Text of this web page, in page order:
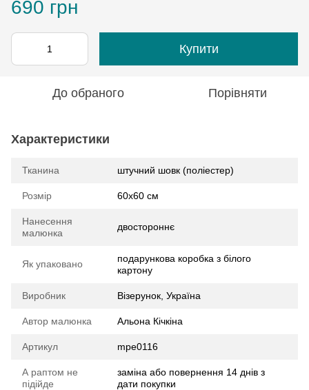
690 грн
Купити
До обраного Порівняти
Характеристики
Тканина штучний шовк (поліестер)
Розмір 60х60 см
Нанесення
малюнка
двостороннє
Як упаковано
подарункова коробка з білого
картону
Виробник Візерунок, Україна
Автор малюнка Альона Кічкіна
Артикул mpe0116
А раптом не
підійде
заміна або повернення 14 днів з
дати покупки